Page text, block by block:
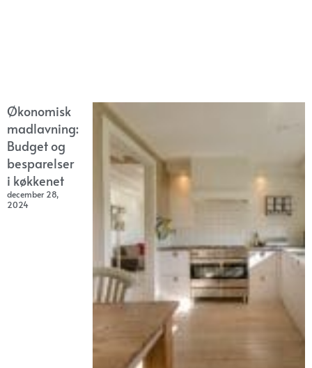
Økonomisk
madlavning:
Budget og
besparelser
i køkkenet
december 28,
2024